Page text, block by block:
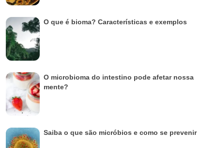
O que é bioma? Características e exemplos
O microbioma do intestino pode afetar nossa
mente?
Saiba o que são micróbios e como se prevenir